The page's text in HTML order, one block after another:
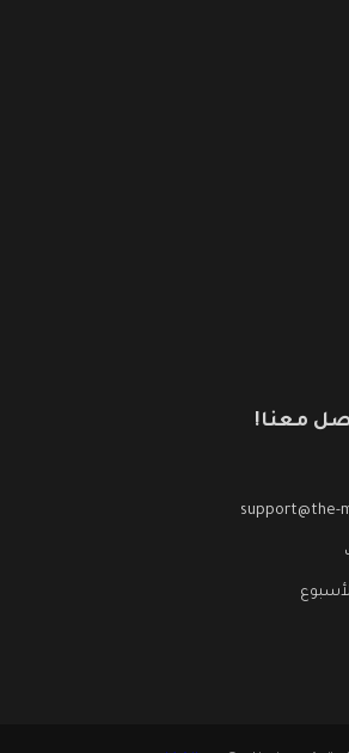
معنا!
support@the-